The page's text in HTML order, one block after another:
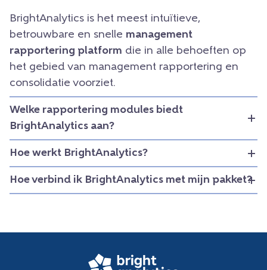
BrightAnalytics is het meest intuïtieve,
betrouwbare en snelle management
rapportering platform die in alle behoeften op
het gebied van management rapportering en
consolidatie voorziet.
Welke rapportering modules biedt
BrightAnalytics aan?
Hoe werkt BrightAnalytics?
Hoe verbind ik BrightAnalytics met mijn pakket?